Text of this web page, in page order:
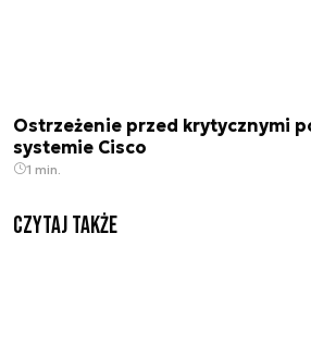
Ostrzeżenie przed krytycznymi
systemie Cisco
1 min.
Czytaj także